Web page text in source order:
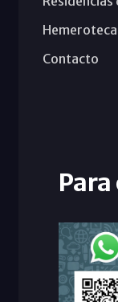
Hemeroteca
Contacto